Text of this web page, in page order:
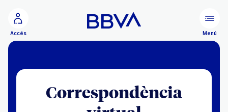
Accés Menú
Correspondència